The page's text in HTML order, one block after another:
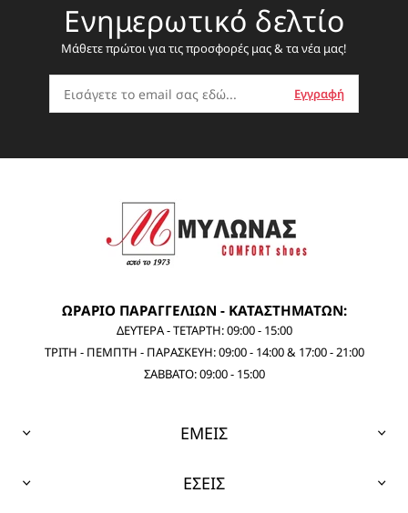
Ενημερωτικό δελτίο
Μάθετε πρώτοι για τις προσφορές μας & τα νέα μας!
ΩΡΑΡΙΟ ΠΑΡΑΓΓΕΛΙΩΝ - ΚΑΤΑΣΤΗΜΑΤΩΝ:
ΔΕΥΤΕΡΑ - ΤΕΤΑΡΤΗ: 09:00 - 15:00
ΤΡΙΤΗ - ΠΕΜΠΤΗ - ΠΑΡΑΣΚΕΥΗ: 09:00 - 14:00 & 17:00 - 21:00
ΣΑΒΒΑΤΟ: 09:00 - 15:00
ΕΜΕΙΣ
ΕΣΕΙΣ